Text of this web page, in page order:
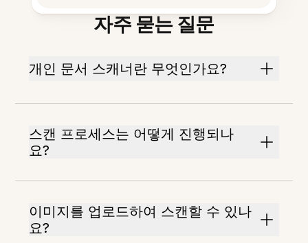
자주 묻는 질문
개인 문서 스캐너란 무엇인가요?
스캔 프로세스는 어떻게 진행되나
요?
이미지를 업로드하여 스캔할 수 있나
요?